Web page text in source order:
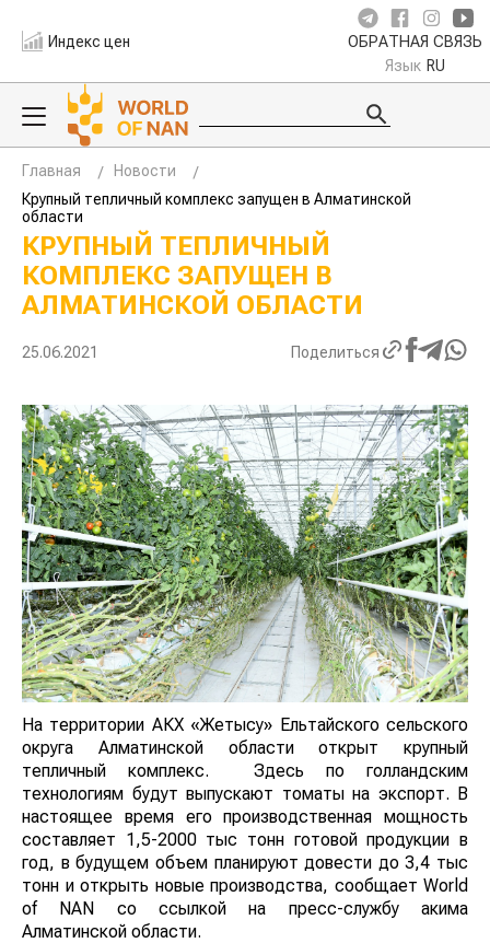
Индекс цен ОБРАТНАЯ СВЯЗЬ
Язык RU
Главная
Новости
Крупный тепличный комплекс запущен в Алматинской
области
КРУПНЫЙ ТЕПЛИЧНЫЙ
КОМПЛЕКС ЗАПУЩЕН В
АЛМАТИНСКОЙ ОБЛАСТИ
25.06.2021 Поделиться
На территории АКХ «Жетысу» Ельтайского сельского
округа Алматинской области открыт крупный
тепличный комплекс. Здесь по голландским
технологиям будут выпускают томаты на экспорт. В
настоящее время его производственная мощность
составляет 1,5-2000 тыс тонн готовой продукции в
год, в будущем объем планируют довести до 3,4 тыс
тонн и открыть новые производства, сообщает World
of NAN со ссылкой на пресс-службу акима
Алматинской области.